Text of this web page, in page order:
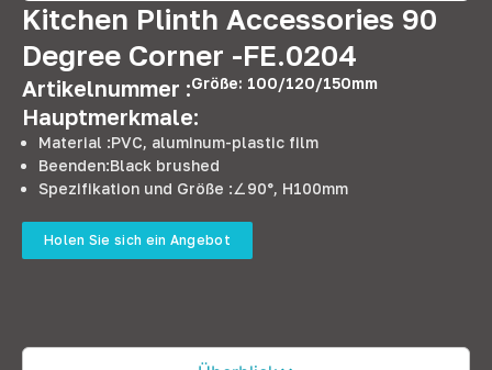
Kitchen Plinth Accessories 90
Degree Corner -FE.0204
Artikelnummer :Größe: 100/120/150mm
Hauptmerkmale:
Material :PVC, aluminum-plastic film
Beenden:Black brushed
Spezifikation und Größe :∠90°, H100mm
Holen Sie sich ein Angebot